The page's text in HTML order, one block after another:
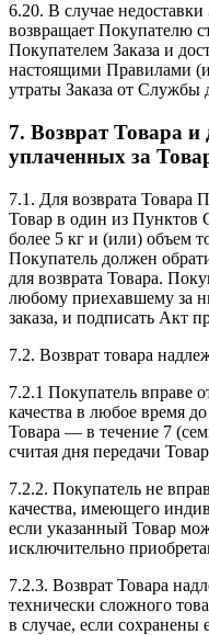
6.20. В случае
возвращает Покупателю
Покупателем Заказа и
настоящими Правилами
утраты Заказа от Службы
7. Возврат Товара и
уплаченных за
7.1. Для возврата Товара
Товар в один из Пунктов
более 5 кг и (или) объем
Покупатель должен
для возврата Товара.
любому приехавшему за
заказа, и подписать Акт
7.2. Возврат товара
7.2.1 Покупатель вправе
качества в любое время
Товара — в течение 7
считая дня передачи
7.2.2. Покупатель не
качества, имеющего
если указанный Товар
исключительно
7.2.3. Возврат Товара
технически сложного
в случае, если сохранены